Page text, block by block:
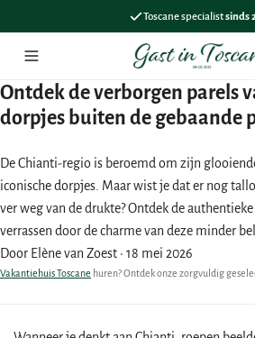
Toscane specialistsinds
Menu
Ontdek de verborgen parels
dorpjes buiten de gebaande
De Chianti-regio is beroemd om zijn
iconische dorpjes. Maar wist je dat er nog
ver weg van de drukte? Ontdek de
verrassen door de charme van deze minder
Door Elène van Zoest · 18 mei 2026
Vakantiehuis Toscane huren? Ontdek onze zorgvuldig